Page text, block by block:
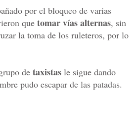
por el bloqueo de varias
que tomar vías alternas, sin
la toma de los ruleteros, por lo
de taxistas le sigue dando
pudo escapar de las patadas.